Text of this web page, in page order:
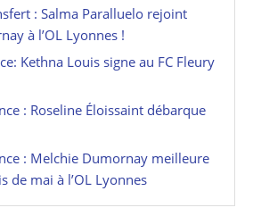
: Salma Paralluelo rejoint
à l’OL Lyonnes !
Kethna Louis signe au FC Fleury
: Roseline Éloissaint débarque
: Melchie Dumornay meilleure
de mai à l’OL Lyonnes